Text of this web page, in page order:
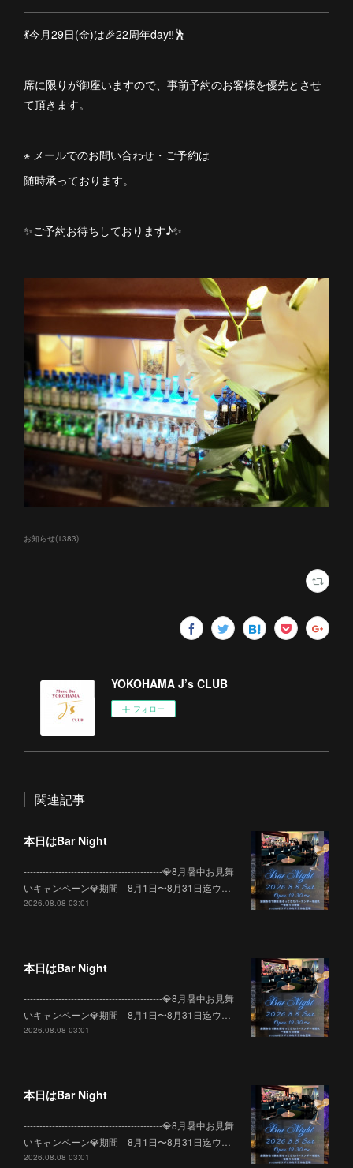
💃今月29日(金)は🎉22周年day‼︎🕺
席に限りが御座いますので、事前予約のお客様を優先とさせ
て頂きます。
※ メールでのお問い合わせ・ご予約は
随時承っております。
✨ご予約お待ちしております♪✨
お知らせ(1383)
YOKOHAMA J’s CLUB
フォロー
関連記事
本日はBar Night
--------------------------------------------💎8月暑中お見舞
いキャンペーン💎期間 8月1日〜8月31日迄ウ…
2026.08.08 03:01
本日はBar Night
--------------------------------------------💎8月暑中お見舞
いキャンペーン💎期間 8月1日〜8月31日迄ウ…
2026.08.08 03:01
本日はBar Night
--------------------------------------------💎8月暑中お見舞
いキャンペーン💎期間 8月1日〜8月31日迄ウ…
2026.08.08 03:01